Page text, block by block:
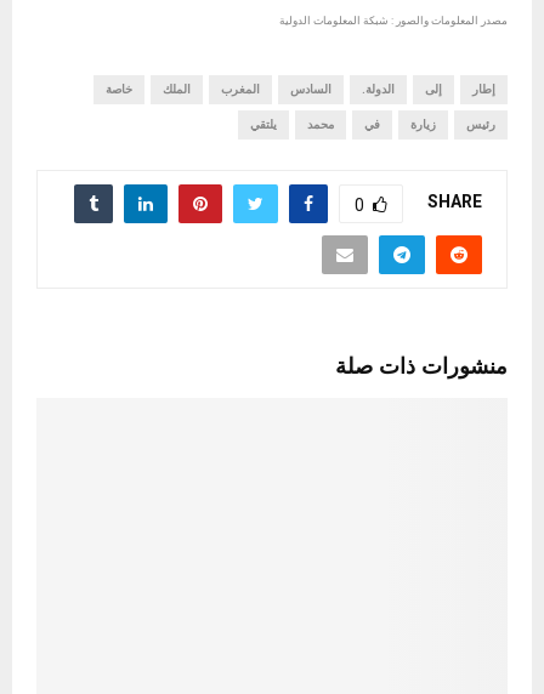
مصدر المعلومات والصور : شبكة المعلومات الدولية
إطار إلى الدولة. السادس المغرب الملك خاصة
رئيس زيارة في محمد يلتقي
SHARE
0
منشورات ذات صلة